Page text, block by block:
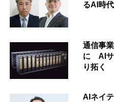
るAI時
通信事
に AIサ
り拓く
AIネイ